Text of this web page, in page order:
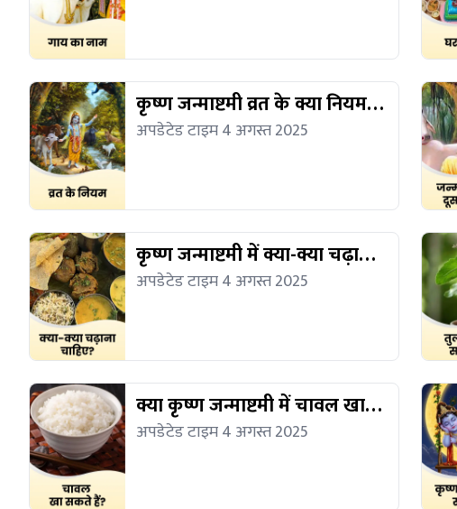
कृष्ण जन्माष्टमी व्रत के क्या नियम
हैं?
अपडेटेड टाइम 4 अगस्त 2025
कृष्ण जन्माष्टमी में क्या-क्या चढ़ाना
चाहिए?
अपडेटेड टाइम 4 अगस्त 2025
क्या कृष्ण जन्माष्टमी में चावल खा
सकते हैं?
अपडेटेड टाइम 4 अगस्त 2025